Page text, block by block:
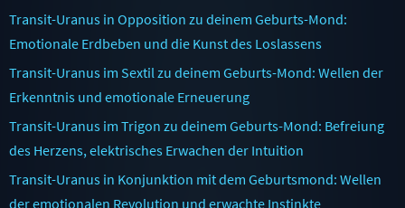
Transit-Uranus in Opposition zu deinem Geburts-Mond:
Emotionale Erdbeben und die Kunst des Loslassens
Transit-Uranus im Sextil zu deinem Geburts-Mond: Wellen der
Erkenntnis und emotionale Erneuerung
Transit-Uranus im Trigon zu deinem Geburts-Mond: Befreiung
des Herzens, elektrisches Erwachen der Intuition
Transit-Uranus in Konjunktion mit dem Geburtsmond: Wellen
der emotionalen Revolution und erwachte Instinkte